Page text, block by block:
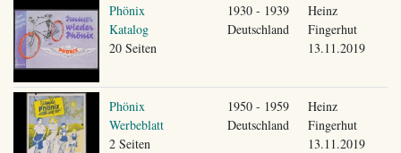
Phönix
Katalog
20 Seiten
1930 - 1939
Deutschland
Heinz
Fingerhut
13.11.2019
Phönix
Werbeblatt
2 Seiten
1950 - 1959
Deutschland
Heinz
Fingerhut
13.11.2019